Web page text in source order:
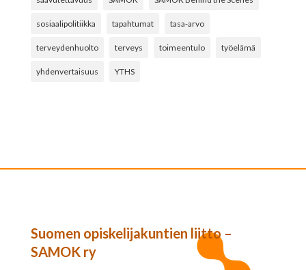
sosiaalipolitiikka tapahtumat tasa-arvo
terveydenhuolto terveys toimeentulo työelämä
yhdenvertaisuus YTHS
Suomen opiskelijakuntien liitto –
SAMOK ry